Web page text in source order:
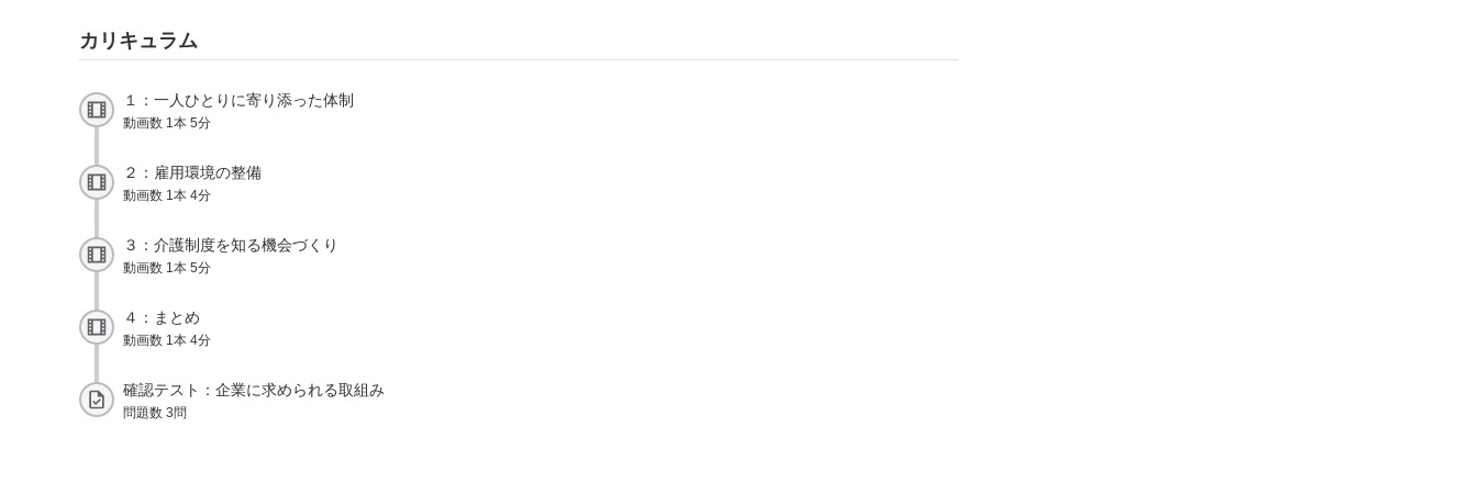
カリキュラム
１：一人ひとりに寄り添った体制
動画数 1本 5分
２：雇用環境の整備
動画数 1本 4分
３：介護制度を知る機会づくり
動画数 1本 5分
４：まとめ
動画数 1本 4分
確認テスト：企業に求められる取組み
問題数 3問